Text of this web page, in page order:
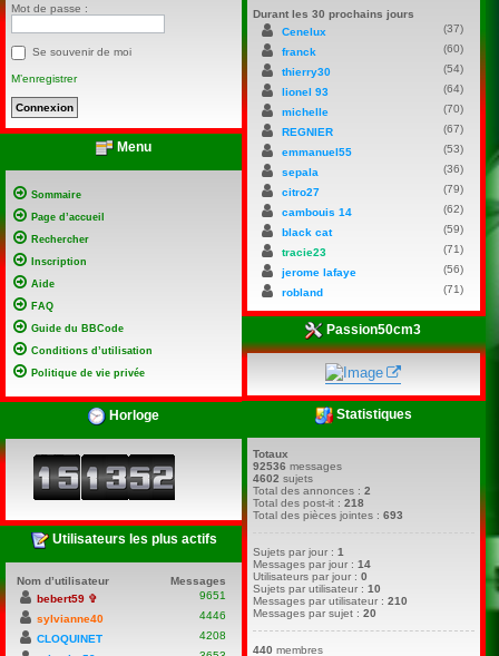
Mot de passe :
Se souvenir de moi
M’enregistrer
Menu
Sommaire
Page d’accueil
Rechercher
Inscription
Aide
FAQ
Guide du BBCode
Conditions d’utilisation
Politique de vie privée
Horloge
Utilisateurs les plus actifs
Nom d’utilisateur
Messages
bebert59 ✞
9651
sylvianne40
4446
CLOQUINET
4208
Durant les 30 prochains jours
Cenelux
(37)
franck
(60)
thierry30
(54)
lionel 93
(64)
michelle
(70)
REGNIER
(67)
emmanuel55
(53)
sepala
(36)
citro27
(79)
cambouis 14
(62)
black cat
(59)
tracie23
(71)
jerome lafaye
(56)
robland
(71)
Passion50cm3
Statistiques
Totaux
92536 messages
4602 sujets
Total des annonces :2
Total des post-it :218
Total des pièces jointes :693
Sujets par jour :1
Messages par jour :14
Utilisateurs par jour :0
Sujets par utilisateur :10
Messages par utilisateur :210
Messages par sujet :20
440 membres